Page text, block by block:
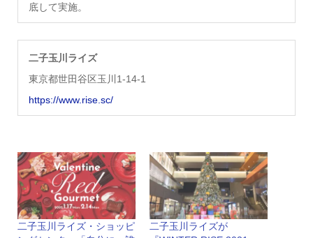
底して実施。
二子玉川ライズ
東京都世田谷区玉川1-14-1
https://www.rise.sc/
二子玉川ライズ・ショッピ
二子玉川ライズが